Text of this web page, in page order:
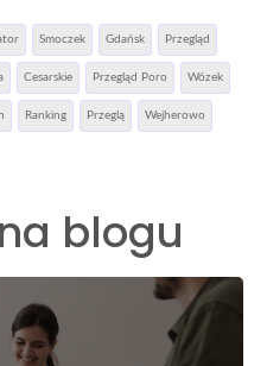
Smoczek Gdańsk Przegląd
Cesarskie Przegląd Poro Wózek
Ranking Przeglą Wejherowo
blogu